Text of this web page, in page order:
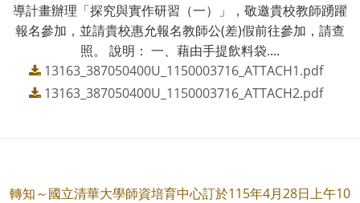
導計畫辦理「探究與實作研習（一）」，敬邀貴校教師踴躍
報名參加，並請貴校惠允報名教師公(差)假前往參加，請查
照。 說明： 一、藉由手提飲料袋....
13163_387050400U_1150003716_ATTACH1.pdf
13163_387050400U_1150003716_ATTACH2.pdf
轉知～國立清華大學師資培育中心訂於115年4月28日上午10